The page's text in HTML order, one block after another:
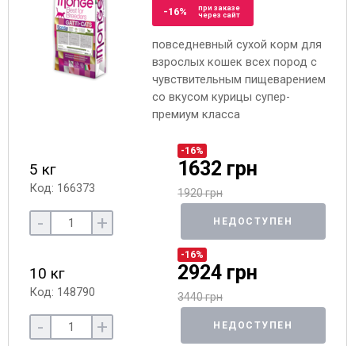
-16%
при заказе
через сайт
повседневный сухой корм для
взрослых кошек всех пород с
чувствительным пищеварением
со вкусом курицы супер-
премиум класса
5 кг
Код: 166373
-16%
1632 грн
1920 грн
- + НЕДОСТУПЕН
10 кг
Код: 148790
-16%
2924 грн
3440 грн
- + НЕДОСТУПЕН